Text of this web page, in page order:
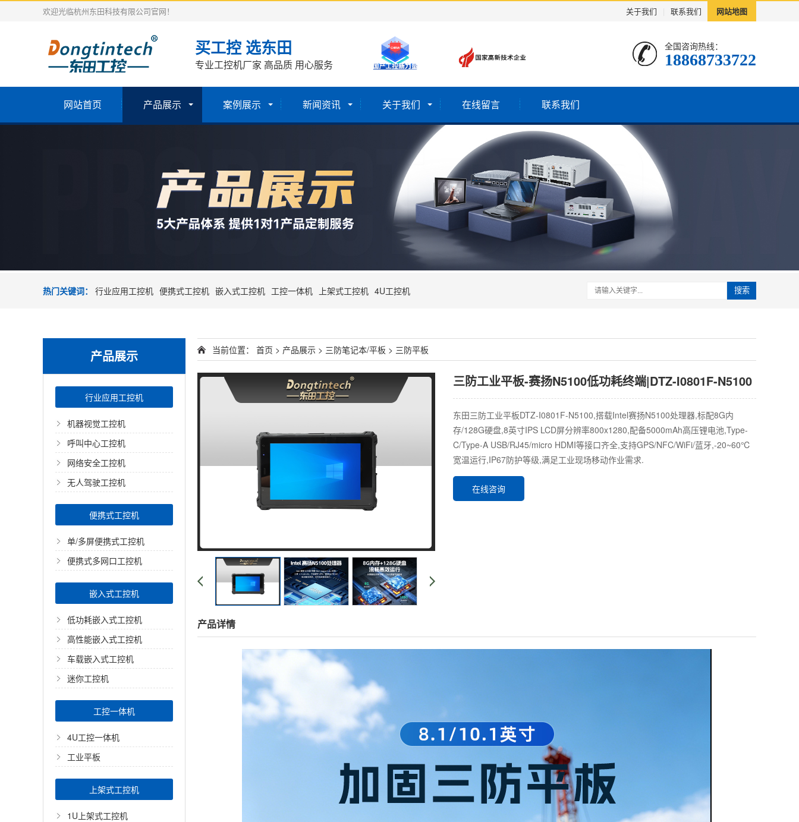
关于我们 联系我们 网站地图
欢迎光临杭州东田科技有限公司官网！
买工控 选东田
专业工控机厂家 高品质 用心服务
全国咨询热线：
18868733722
网站首页 产品展示 案例展示 新闻资讯 关于我们 在线留言 联系我们
热门关键词： 行业应用工控机 便携式工控机 嵌入式工控机 工控一体机 上架式工控机 4U工控机 搜索
产品展示
行业应用工控机
机器视觉工控机
呼叫中心工控机
网络安全工控机
无人驾驶工控机
便携式工控机
单/多屏便携式工控机
便携式多网口工控机
嵌入式工控机
低功耗嵌入式工控机
高性能嵌入式工控机
车载嵌入式工控机
迷你工控机
工控一体机
4U工控一体机
工业平板
上架式工控机
1U上架式工控机
当前位置： 首页 > 产品展示 > 三防笔记本/平板 > 三防平板
三防工业平板-赛扬N5100低功耗终端|DTZ-I0801F-N5100
东田三防工业平板DTZ-I0801F-N5100,搭载Intel赛扬N5100处理器,标配8G内
存/128G硬盘,8英寸IPS LCD屏分辨率800x1280,配备5000mAh高压锂电池,Type-
C/Type-A USB/RJ45/micro HDMI等接口齐全,支持GPS/NFC/WiFi/蓝牙,-20~60℃
宽温运行,IP67防护等级,满足工业现场移动作业需求.
在线咨询
产品详情